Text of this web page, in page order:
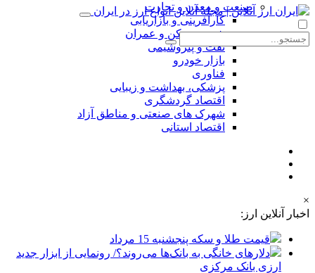
صنعت و معدن و تجارت
کارآفرینی و بازاریابی
شهر، مسکن و عمران
نفت و پتروشیمی
بازار خودرو
فناوری
پزشکی، بهداشت و زیبایی
اقتصاد گردشگری
شهرک های صنعتی و مناطق آزاد
اقتصاد استانی
×
اخبار آنلاین ارز:
قیمت طلا و سکه پنجشنبه 15 مرداد
دلارهای خانگی به بانک‌ها می‌روند؟/ رونمایی از ابزار جدید
ارزی بانک مرکزی